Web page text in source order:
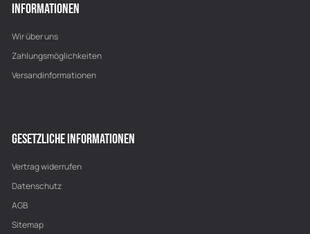
INFORMATIONEN
Wir über uns
Zahlungsmöglichkeiten
Versandinformationen
GESETZLICHE INFORMATIONEN
Vertrag widerrufen
Datenschutz
AGB
Sitemap